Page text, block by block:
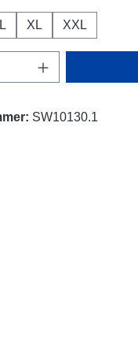
L XL XXL
Anzahl: Gib
SW10130.1